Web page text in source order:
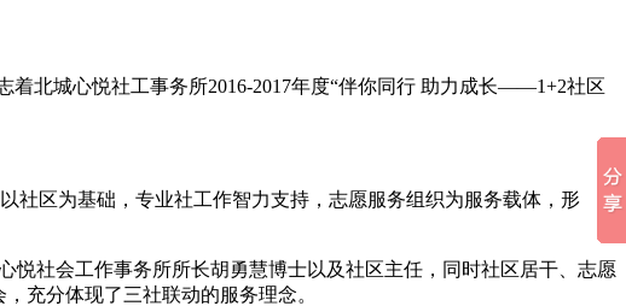
北城心悦社工事务所2016-2017年度“伴你同行 助力成长——1+2社区
社区为基础，专业社工作智力支持，志愿服务组织为服务载体，形
社会工作事务所所长胡勇慧博士以及社区主任，同时社区居干、志愿
充分体现了三社联动的服务理念。